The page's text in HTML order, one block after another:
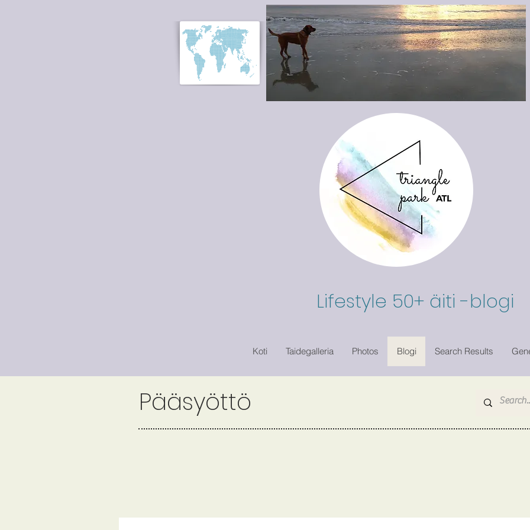
Lifestyle 50+ äiti -blogi
Koti Taidegalleria Photos Blogi Search Results
Pääsyöttö